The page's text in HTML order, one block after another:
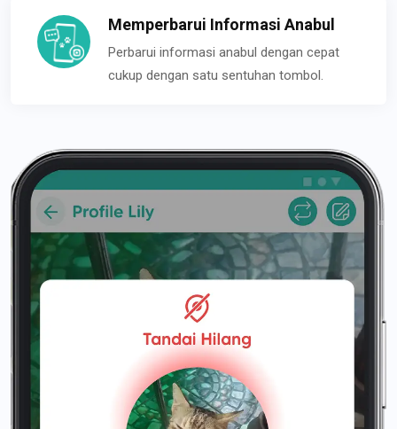
Memperbarui Informasi Anabul
Perbarui informasi anabul dengan cepat
cukup dengan satu sentuhan tombol.